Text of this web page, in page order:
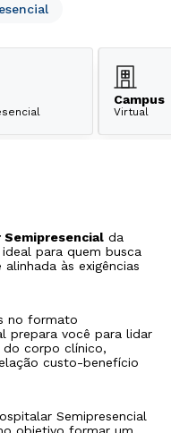
Campus
Virtual
Semipresencial da
para quem busca
às exigências
no formato
prepara você para lidar
do corpo clínico,
custo-benefício
Semipresencial